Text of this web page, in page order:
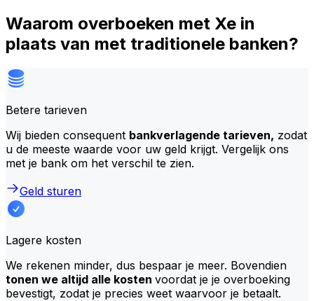
Waarom overboeken met Xe in
plaats van met traditionele banken?
Betere tarieven
Wij bieden consequent bankverlagende tarieven, zodat
u de meeste waarde voor uw geld krijgt. Vergelijk ons
met je bank om het verschil te zien.
Geld sturen
Lagere kosten
We rekenen minder, dus bespaar je meer. Bovendien
tonen we altijd alle kosten voordat je je overboeking
bevestigt, zodat je precies weet waarvoor je betaalt.